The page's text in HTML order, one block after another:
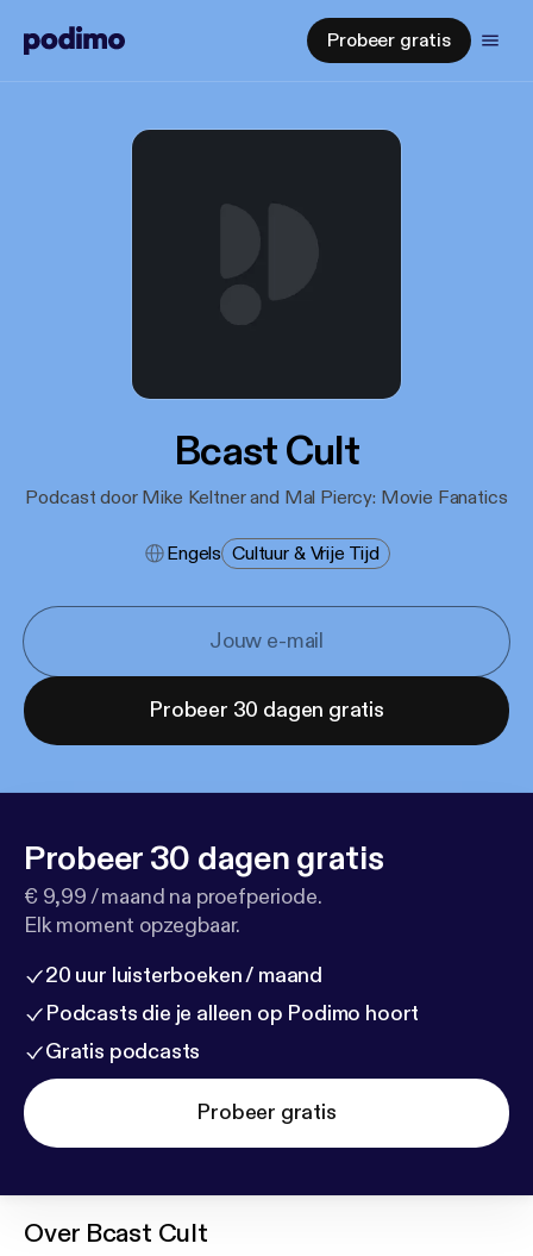
Probeer gratis
Bcast Cult
Podcast door Mike Keltner and Mal Piercy: Movie Fanatics
Engels Cultuur & Vrije Tijd
Probeer 30 dagen gratis
Probeer 30 dagen gratis
€ 9,99 / maand na proefperiode.
Elk moment opzegbaar.
20 uur luisterboeken / maand
Podcasts die je alleen op Podimo hoort
Gratis podcasts
Probeer gratis
Over Bcast Cult